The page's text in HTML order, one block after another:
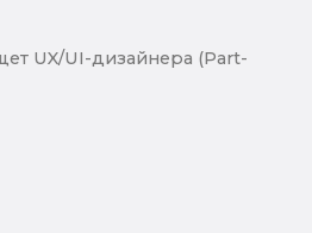
UX/UI-дизайнера (Part-